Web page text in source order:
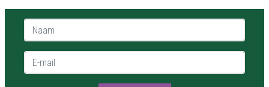
Naam *
E-mail *